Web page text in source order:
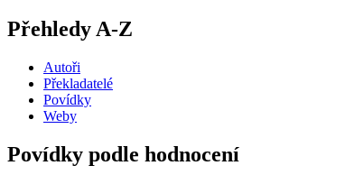
Přehledy A-Z
Autoři
Překladatelé
Povídky
Weby
Povídky podle hodnocení